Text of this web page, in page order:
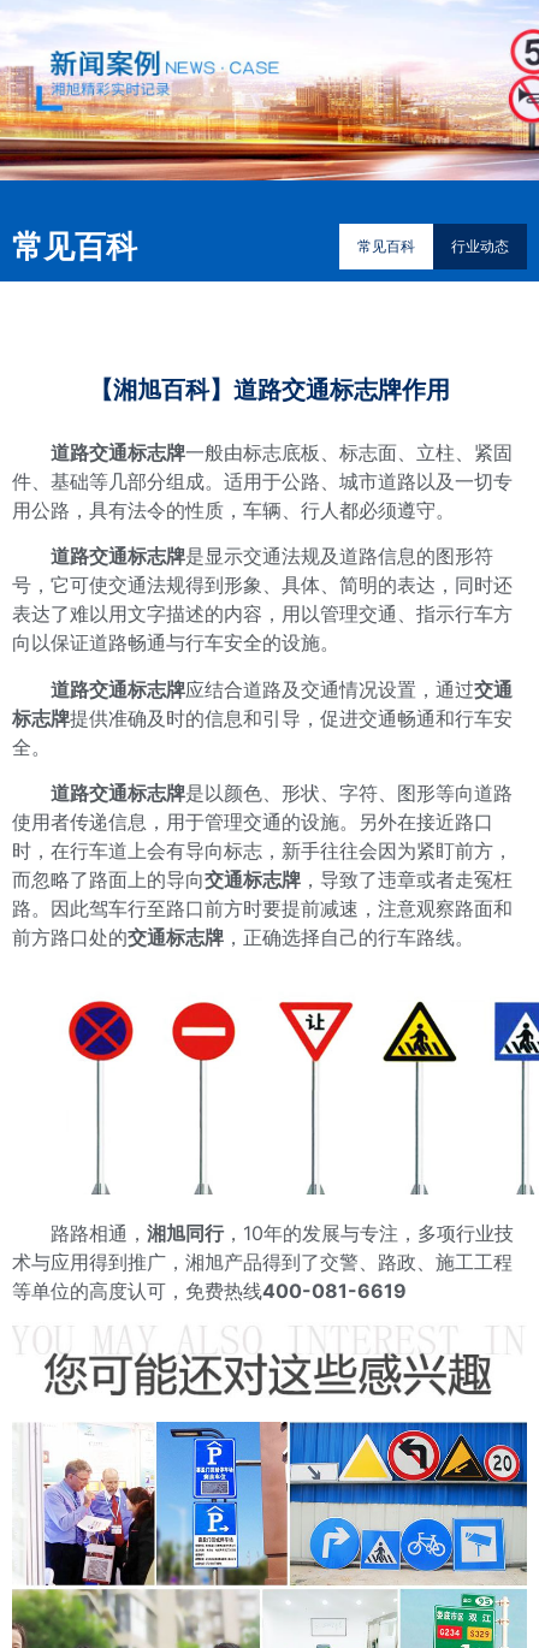
常见百科 常见百科 行业动态
​【湘旭百科】道路交通标志牌作用
道路交通标志牌一般由标志底板、标志面、立柱、紧固
件、基础等几部分组成。适用于公路、城市道路以及一切专
用公路，具有法令的性质，车辆、行人都必须遵守。
道路交通标志牌是显示交通法规及道路信息的图形符
号，它可使交通法规得到形象、具体、简明的表达，同时还
表达了难以用文字描述的内容，用以管理交通、指示行车方
向以保证道路畅通与行车安全的设施。
道路交通标志牌应结合道路及交通情况设置，通过交通
标志牌提供准确及时的信息和引导，促进交通畅通和行车安
全。
道路交通标志牌是以颜色、形状、字符、图形等向道路
使用者传递信息，用于管理交通的设施。另外在接近路口
时，在行车道上会有导向标志，新手往往会因为紧盯前方，
而忽略了路面上的导向交通标志牌 ，导致了违章或者走冤枉
路。因此驾车行至路口前方时要提前减速，注意观察路面和
前方路口处的交通标志牌 ，正确选择自己的行车路线。
路路相通， 湘旭同行，10年的发展与专注，多项行业技
术与应用得到推广，湘旭产品得到了交警、路政、施工工程
等单位的高度认可，免费热线400-081-6619